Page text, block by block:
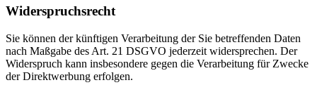
Widerspruchsrecht
Sie können der künftigen Verarbeitung der Sie betreffenden Daten
nach Maßgabe des Art. 21 DSGVO jederzeit widersprechen. Der
Widerspruch kann insbesondere gegen die Verarbeitung für Zwecke
der Direktwerbung erfolgen.